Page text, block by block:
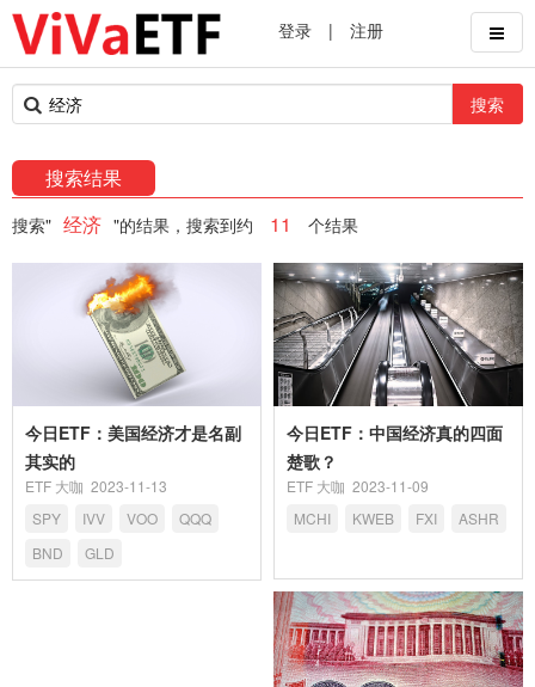
登录 | 注册
搜索
搜索结果
搜索" 经济 "的结果，搜索到约 11 个结果
今日ETF：美国经济才是名副
其实的
ETF 大咖 2023-11-13
SPY
IVV VOO
QQQ
BND
GLD
今日ETF：中国经济真的四面
楚歌？
ETF 大咖 2023-11-09
MCHI
KWEB FXI ASHR